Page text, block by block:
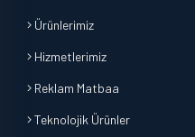
Ürünlerimiz
Hizmetlerimiz
Reklam Matbaa
Teknolojik Ürünler